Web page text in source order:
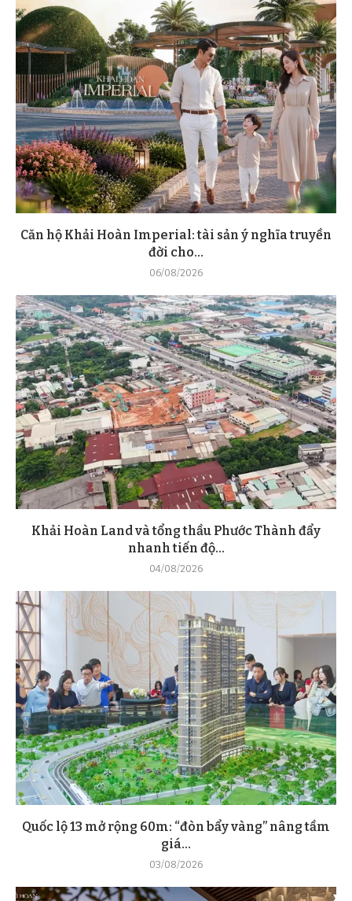
Căn hộ Khải Hoàn Imperial: tài sản ý nghĩa truyền
đời cho...
06/08/2026
Khải Hoàn Land và tổng thầu Phước Thành đẩy
nhanh tiến độ...
04/08/2026
Quốc lộ 13 mở rộng 60m: “đòn bẩy vàng” nâng tầm
giá...
03/08/2026